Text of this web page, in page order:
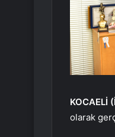
KOCAELİ
olarak